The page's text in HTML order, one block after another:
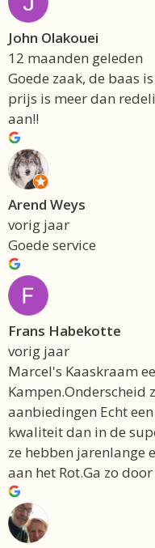
John Olakouei
12 maanden geleden
Goede zaak, de baas
prijs is meer dan
aan!!
Arend Weys
vorig jaar
Goede service
Frans Habekotte
vorig jaar
Marcel's Kaaskraam
Kampen.Onderscheid
aanbiedingen Echt
kwaliteit dan in de
ze hebben jarenlange
aan het Rot.Ga zo